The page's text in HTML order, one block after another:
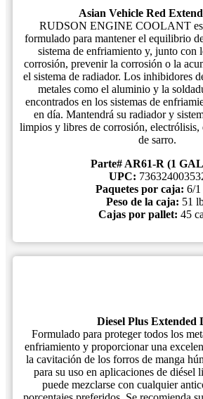
Asian Vehicle Red
RUDSON ENGINE COOLANT
formulado para mantener el equilibrio
sistema de enfriamiento y, junto con
corrosión, prevenir la corrosión o la
el sistema de radiador. Los inhibidores
metales como el aluminio y la
encontrados en los sistemas de
en día. Mantendrá su radiador y
limpios y libres de corrosión,
de sarro.
Parte# AR61-R (1
UPC:
Paquetes por caja: 6/1
Peso de la caja: 51
Cajas por pallet: 45
Diesel Plus Extended
Formulado para proteger todos los
enfriamiento y proporcionar una
la cavitación de los forros de manga
para su uso en aplicaciones de diésel
puede mezclarse con cualquier